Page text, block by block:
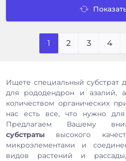
1 2 3 4
Ищете специальный субстрат
для рододендрон и азалий,
количеством органических
нас есть все, что нужно для
Предлагаем Вашему
субстраты высокого
микроэлементами и
видов растений и